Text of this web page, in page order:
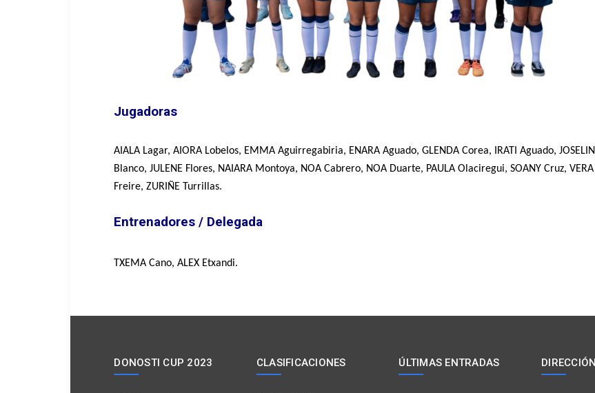
Jugadoras
AIALA Lagar, AIORA Lobelos, EMMA Aguirregabiria, ENARA Aguado, GLENDA Corea, IRATI Aguado, JOSELIN
Blanco, JULENE Flores, NAIARA Montoya, NOA Cabrero, NOA Duarte, PAULA Olaciregui, SOANY Cruz, VERA
Freire, ZURIÑE Turrillas.
Entrenadores / Delegada
TXEMA Cano, ALEX Etxandi.
DONOSTI CUP 2023 CLASIFICACIONES ÚLTIMAS ENTRADAS DIRECCIÓN